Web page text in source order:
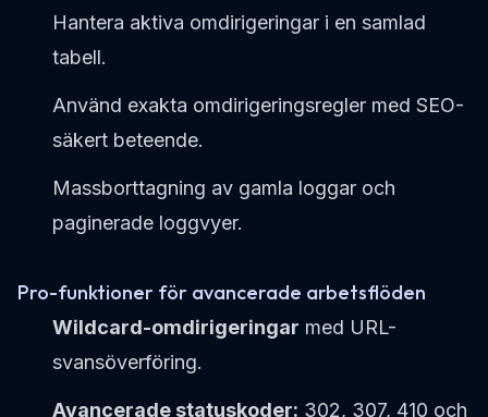
Hantera aktiva omdirigeringar i en samlad
tabell.
Använd exakta omdirigeringsregler med SEO-
säkert beteende.
Massborttagning av gamla loggar och
paginerade loggvyer.
Pro-funktioner för avancerade arbetsflöden
Wildcard-omdirigeringar med URL-
svansöverföring.
Avancerade statuskoder: 302, 307, 410 och